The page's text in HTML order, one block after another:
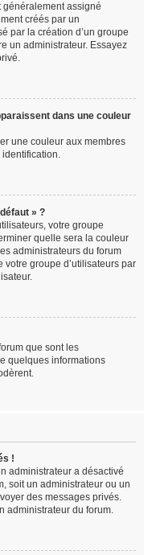
généralement assigné
créés par un
par la création d’un groupe
un administrateur. Essayez
dans une couleur
une couleur aux membres
identification.
» ?
votre groupe
quelle sera la couleur
administrateurs du forum
groupe d’utilisateurs par
que sont les
quelques informations
!
administrateur a désactivé
soit un administrateur ou un
des messages privés.
administrateur du forum.